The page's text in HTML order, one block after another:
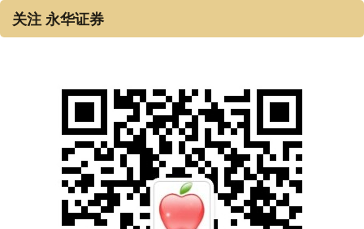
关注 永华证券